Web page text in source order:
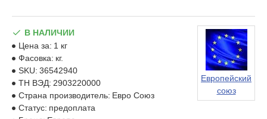
В НАЛИЧИИ
Цена за: 1 кг
Фасовка: кг.
SKU: 36542940
ТН ВЭД: 2903220000
Страна производитель: Евро Союз
Статус: предоплата
Европейский
союз